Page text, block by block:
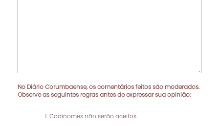
No Diário Corumbaense, os comentários feitos são moderados.
Observe as seguintes regras antes de expressar sua opinião:
Codinomes não serão aceitos.